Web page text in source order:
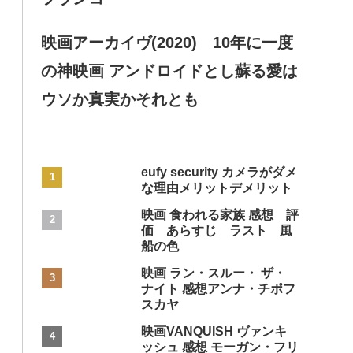
映画アーカイヴ(2020) 10年に一度
の神映画 アンドロイドとし蘇る愛は
ウソか真実かそれとも
eufy security カメラがダメ
な理由メリットデメリット
映画 食われる家族 感想 評
価 あらすじ ラスト 風
船の色
映画 ラン・スルー・ ザ・
ナイト 感想アンナ・チポフ
スカヤ
映画VANQUISH ヴァンキ
ッシュ 感想 モーガン・フリ